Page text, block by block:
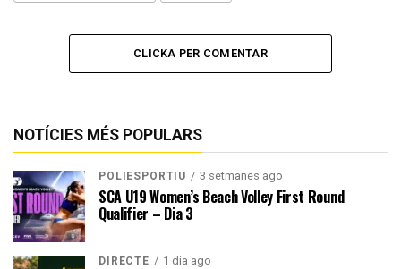
CLICKA PER COMENTAR
NOTÍCIES MÉS POPULARS
POLIESPORTIU 3 setmanes ago
SCA U19 Women’s Beach Volley First Round
Qualifier – Dia 3
DIRECTE 1 dia ago